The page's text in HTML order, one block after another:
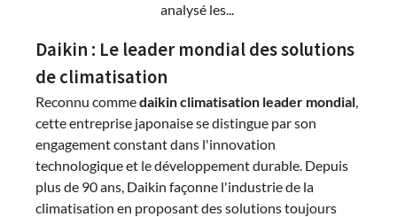
analysé les...
Daikin : Le leader mondial des solutions
de climatisation
Reconnu commedaikin climatisation leader mondial,
cette entreprise japonaise se distingue par son
engagement constant dans l'innovation
technologique et le développement durable. Depuis
plus de 90 ans, Daikin façonne l'industrie de la
climatisation en proposant des solutions toujours